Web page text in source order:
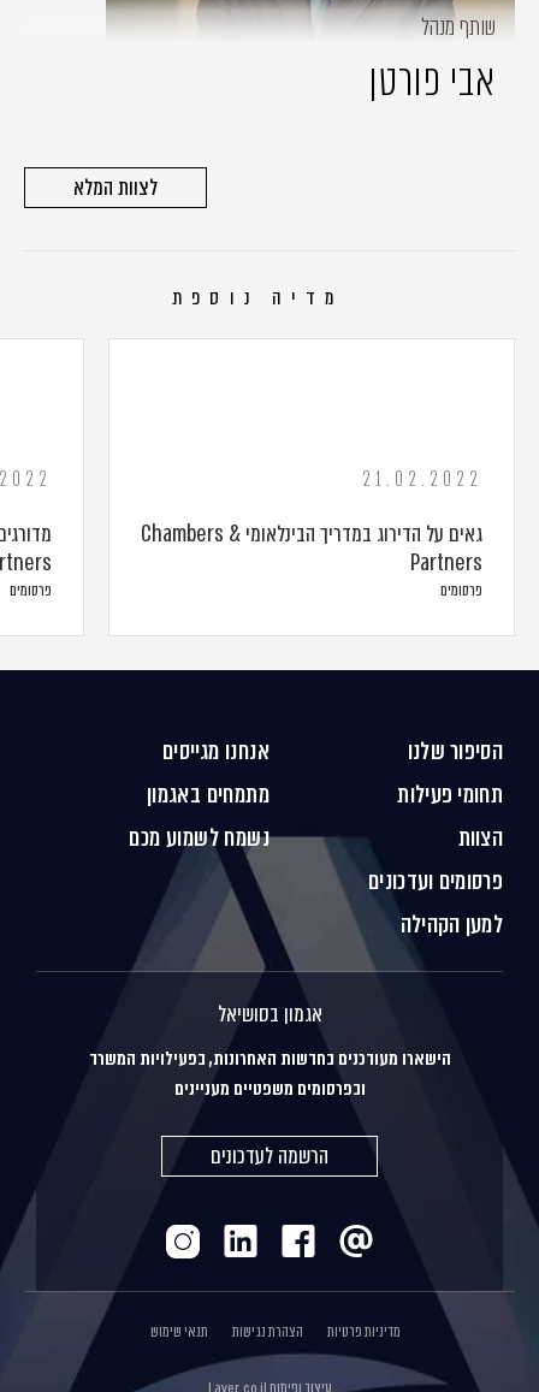
שותף מנהל
אבי פורטן
לצוות המלא
מדיה נוספת
21.02.2022
גאים על הדירוג במדריך הבינלאומי Chambers &
Partners
פרסומים פרסומים
הסיפור שלנו
תחומי פעילות
הצוות
פרסומים ועדכונים
למען הקהילה
אנחנו מגייסים
מתמחים באגמון
נשמח לשמוע מכם
אגמון בסושיאל
הישארו מעודכנים בחדשות האחרונות, בפעילויות המשרד
ובפרסומים משפטיים מעניינים
הרשמה לעדכונים
מדיניות פרטיות הצהרת נגישות תנאי שימוש